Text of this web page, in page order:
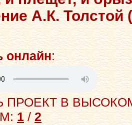
А.К. Толстой
онлайн:
ПРОЕКТ В
1 / 2